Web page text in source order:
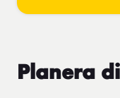
Planera